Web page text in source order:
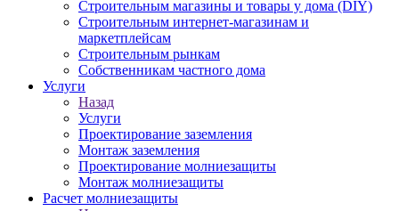
Строительным магазины и товары у дома (DIY)
Строительным интернет-магазинам и
маркетплейсам
Строительным рынкам
Собственникам частного дома
Услуги
Назад
Услуги
Проектирование заземления
Монтаж заземления
Проектирование молниезащиты
Монтаж молниезащиты
Расчет молниезащиты